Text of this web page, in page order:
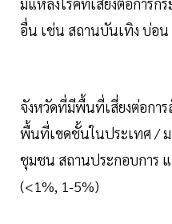
มีแหล่งโรคที่เสี่ยงต่อการ
อื่น เช่น สถานบันเทิง บ่อ
จังหวัดที่มีพื้นที่เสี่ยงต่อการ
พื้นที่เขดชั้นในประเทศ / ม
ชุมชน สถานประกอบการ
(<1%, 1-5%)